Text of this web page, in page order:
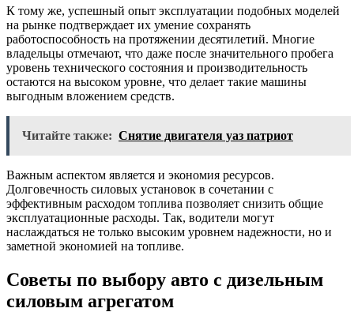
К тому же, успешный опыт эксплуатации подобных моделей
на рынке подтверждает их умение сохранять
работоспособность на протяжении десятилетий. Многие
владельцы отмечают, что даже после значительного пробега
уровень технического состояния и производительность
остаются на высоком уровне, что делает такие машины
выгодным вложением средств.
Читайте также: Снятие двигателя уаз патриот
Важным аспектом является и экономия ресурсов.
Долговечность силовых установок в сочетании с
эффективным расходом топлива позволяет снизить общие
эксплуатационные расходы. Так, водители могут
наслаждаться не только высоким уровнем надежности, но и
заметной экономией на топливе.
Советы по выбору авто с дизельным
силовым агрегатом